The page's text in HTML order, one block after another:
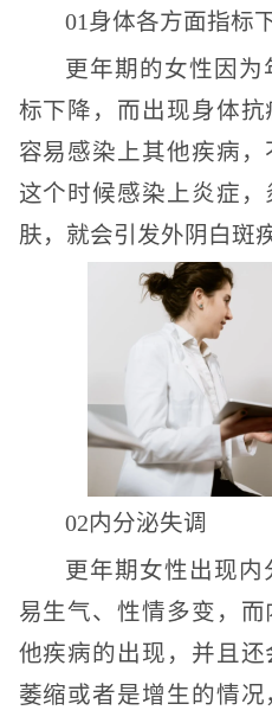
01身体各方面指标
更年期的女性因
标下降，而出现身体
容易感染上其他疾病
这个时候感染上炎症
肤，就会引发外阴白斑
02内分泌失调
更年期女性出现
易生气、性情多变，
他疾病的出现，并且
萎缩或者是增生的情